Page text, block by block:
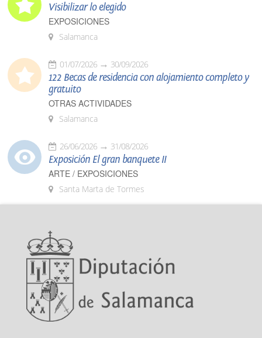
Visibilizar lo elegido
EXPOSICIONES
Salamanca
01/07/2026 30/09/2026
122 Becas de residencia con alojamiento completo y
gratuito
OTRAS ACTIVIDADES
Salamanca
26/06/2026 31/08/2026
Exposición El gran banquete II
ARTE / EXPOSICIONES
Santa Marta de Tormes